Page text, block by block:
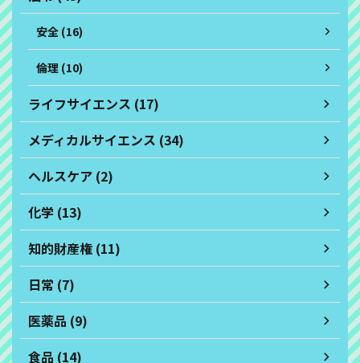
安全 (16)
倫理 (10)
ライフサイエンス (17)
メディカルサイエンス (34)
ヘルスケア (2)
化学 (13)
知的財産権 (11)
日常 (7)
医薬品 (9)
食品 (14)